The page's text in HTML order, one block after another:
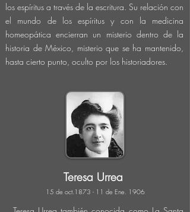
los espíritus a través de la escritura. Su relación con
el mundo de los espíritus y con la medicina
homeopática encierran un misterio dentro de la
historia de México, misterio que se ha mantenido,
hasta cierto punto, oculto por los historiadores.
Teresa Urrea
15 de oct.1873 - 11 de Ene. 1906